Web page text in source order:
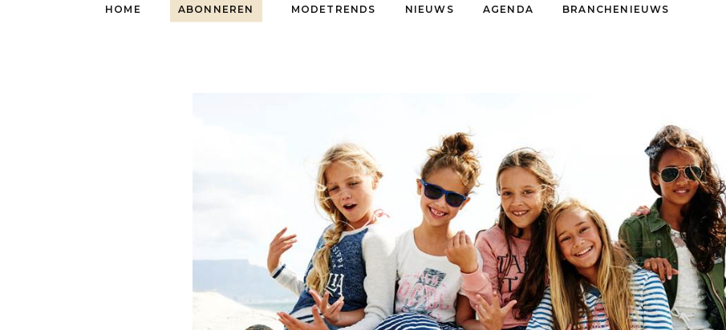
HOME ABONNEREN MODETRENDS NIEUWS AGENDA BRANCHENIEUWS